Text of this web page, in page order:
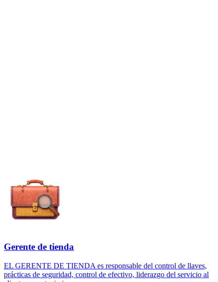
Gerente de tienda
EL GERENTE DE TIENDA es responsable del control de llaves,
prácticas de seguridad, control de efectivo, liderazgo del servicio al